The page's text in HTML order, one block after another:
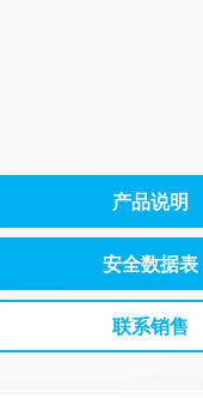
产品说明
安全数据表
联系销售